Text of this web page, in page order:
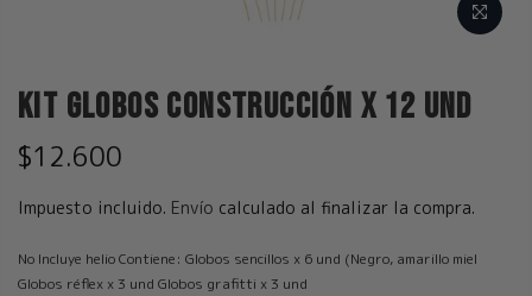
Kit Globos Construcción x 12 und
$12.600
Impuesto incluido. Envío calculado al finalizar la compra.
No Incluye helio Contiene: Globos sencillos x 6 und (Negro, amarillo miel
Globos réflex x 3 und Globos grafitti x 3 und